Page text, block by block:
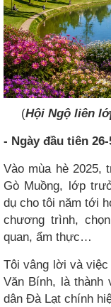
(Hội Ngộ liên
- Ngày đầu tiên 26-
Vào mùa hè 2025,
Gò Muồng, lớp
dụ cho tôi năm tới
chương trình,
quan, ẩm thực…
Tôi vâng lời và
Văn Bính, là thành
dân Đà Lạt chính